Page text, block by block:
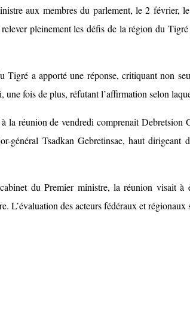
aux membres du parlement, le 2 février,
pleinement les défis de la région du
Tigré a apporté une réponse, critiquant non
une fois de plus, réfutant l’affirmation selon
la réunion de vendredi comprenait
général Tsadkan Gebretinsae, haut
du Premier ministre, la réunion visait
L’évaluation des acteurs fédéraux et